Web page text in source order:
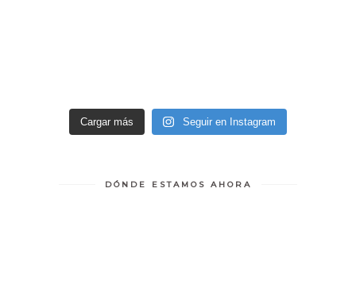
Cargar más Seguir en Instagram
DÓNDE ESTAMOS AHORA